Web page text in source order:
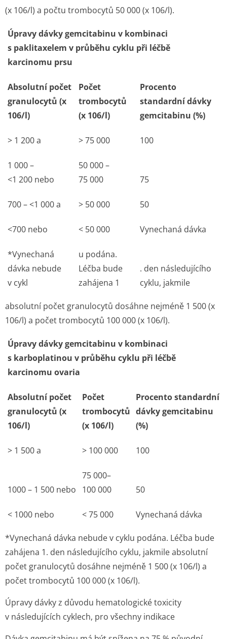
(x 106/l) a počtu trombocytů 50 000 (x 106/l).
Úpravy dávky gemcitabinu v kombinaci
s paklitaxelem v průběhu cyklu při léčbě
karcinomu prsu
Absolutní počet
granulocytů (x
106/l)
Počet
trombocytů
(x 106/l)
Procento
standardní dávky
gemcitabinu (%)
> 1 200 a > 75 000 100
1 000 –
<1 200 nebo
50 000 –
75 000
75
700 – <1 000 a > 50 000 50
<700 nebo < 50 000 Vynechaná dávka
*Vynechaná
dávka nebude
v cykl
u podána.
Léčba bude
zahájena 1
. den následujícího
cyklu, jakmile
absolutní počet granulocytů dosáhne nejméně 1 500 (x
106/l) a počet trombocytů 100 000 (x 106/l).
Úpravy dávky gemcitabinu v kombinaci
s karboplatinou v průběhu cyklu při léčbě
karcinomu ovaria
Absolutní počet
granulocytů (x
106/l)
Počet
trombocytů
(x 106/l)
Procento standardní
dávky gemcitabinu
(%)
> 1 500 a > 100 000 100
1000 – 1 500 nebo
75 000–
100 000
50
< 1000 nebo < 75 000 Vynechaná dávka
*Vynechaná dávka nebude v cyklu podána. Léčba bude
zahájena 1. den následujícího cyklu, jakmile absolutní
počet granulocytů dosáhne nejméně 1 500 (x 106/l) a
počet trombocytů 100 000 (x 106/l).
Úpravy dávky z důvodu hematologické toxicity
v následujících cyklech, pro všechny indikace